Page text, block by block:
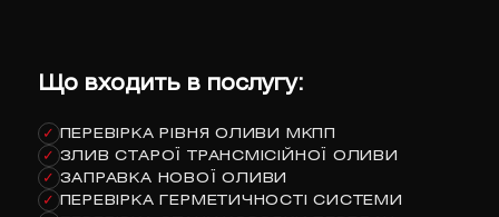
Що входить в послугу:
✓ ПЕРЕВІРКА РІВНЯ ОЛИВИ МКПП
✓ ЗЛИВ СТАРОЇ ТРАНСМІСІЙНОЇ ОЛИВИ
✓ ЗАПРАВКА НОВОЇ ОЛИВИ
✓ ПЕРЕВІРКА ГЕРМЕТИЧНОСТІ СИСТЕМИ